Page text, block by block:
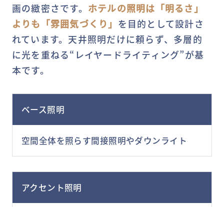
画の緻密さです。 ホテルの照明は「明るさ」
よりも「雰囲気づくり」 を目的として設計さ
れています。天井照明だけに頼らず、多層的
に光を重ねる“レイヤードライティング”が基
本です。
ベース照明
空間全体を照らす間接照明やダウンライト
アクセント照明